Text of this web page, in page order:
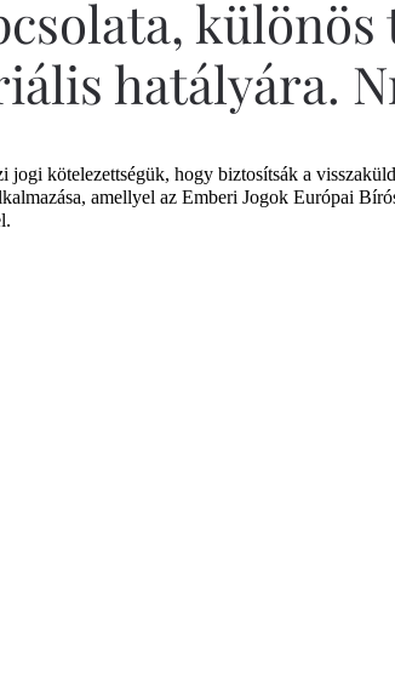
hatályára.
kötelezettségük, hogy biztosítsák a
amellyel az Emberi Jogok Európai